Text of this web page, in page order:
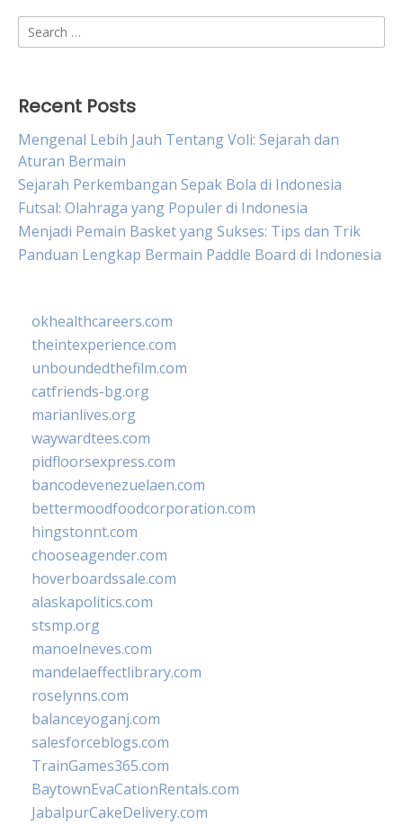
Search
for:
Recent Posts
Mengenal Lebih Jauh Tentang Voli: Sejarah dan
Aturan Bermain
Sejarah Perkembangan Sepak Bola di Indonesia
Futsal: Olahraga yang Populer di Indonesia
Menjadi Pemain Basket yang Sukses: Tips dan Trik
Panduan Lengkap Bermain Paddle Board di Indonesia
okhealthcareers.com
theintexperience.com
unboundedthefilm.com
catfriends-bg.org
marianlives.org
waywardtees.com
pidfloorsexpress.com
bancodevenezuelaen.com
bettermoodfoodcorporation.com
hingstonnt.com
chooseagender.com
hoverboardssale.com
alaskapolitics.com
stsmp.org
manoelneves.com
mandelaeffectlibrary.com
roselynns.com
balanceyoganj.com
salesforceblogs.com
TrainGames365.com
BaytownEvaCationRentals.com
JabalpurCakeDelivery.com